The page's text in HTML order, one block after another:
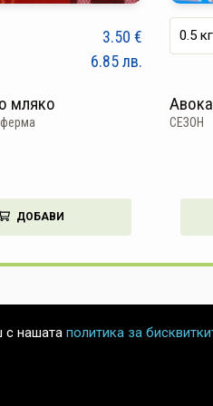
3.50 €
6.85лв.
мляко
ДОБАВИ
СЕЗОН
с нашата политика за